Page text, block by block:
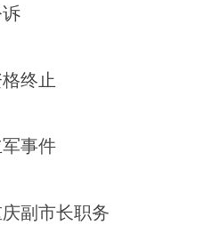
终止
事件
副市长职务